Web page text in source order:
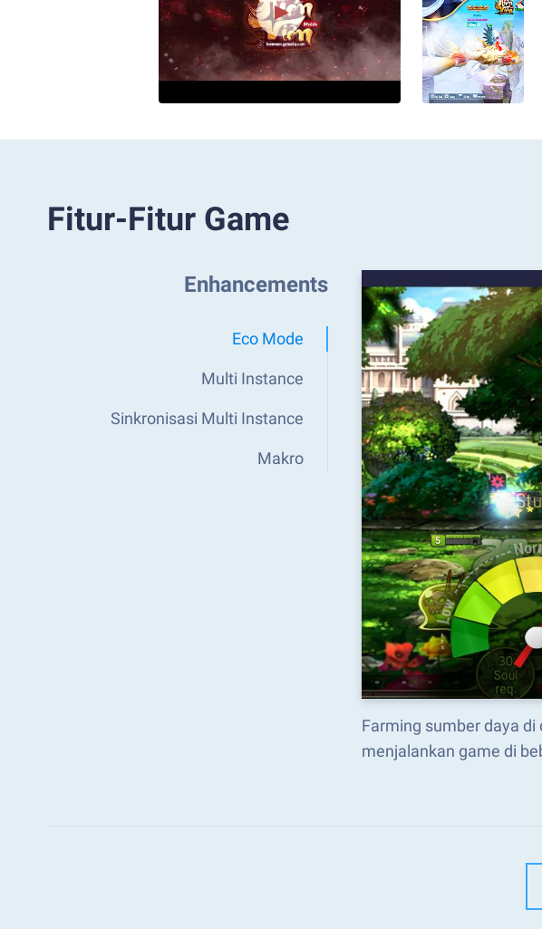
Fitur-Fitur Game
Enhancements
Eco Mode
Multi Instance
Sinkronisasi Multi Instance
Makro
Farming sumber daya
menjalankan game di